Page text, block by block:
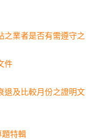
之業者是否有需遵守之
件
退及比較月份之證明文
題特輯